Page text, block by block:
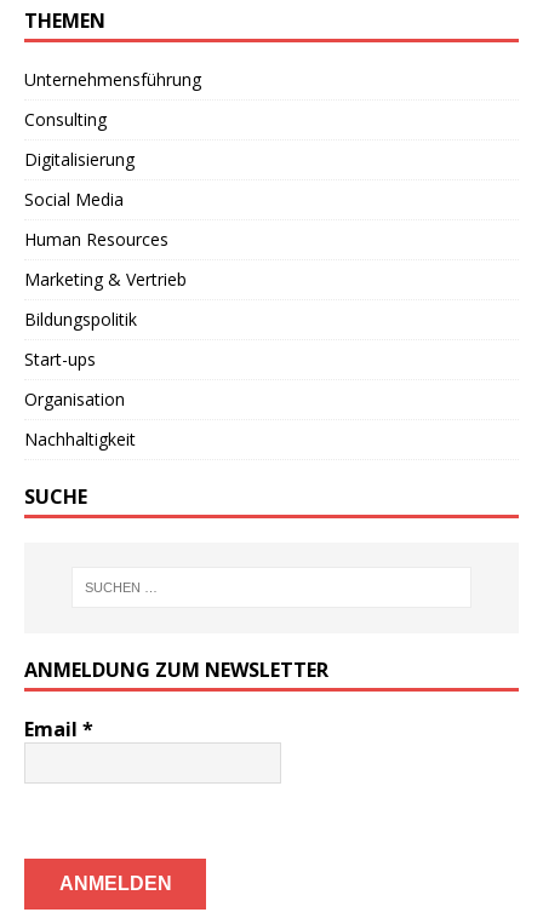
THEMEN
Unternehmensführung
Consulting
Digitalisierung
Social Media
Human Resources
Marketing & Vertrieb
Bildungspolitik
Start-ups
Organisation
Nachhaltigkeit
SUCHE
ANMELDUNG ZUM NEWSLETTER
Email *